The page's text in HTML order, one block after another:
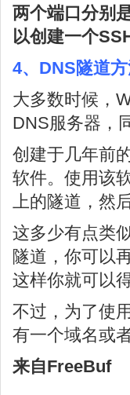
两个端口分别
以创建一个
4、DNS隧道
大多数时候，
DNS服务器，
创建于几年前
软件。使用该
上的隧道，然
这多少有点类
隧道，你可以
这样你就可以
不过，为了使
有一个域名或
来自FreeBuf